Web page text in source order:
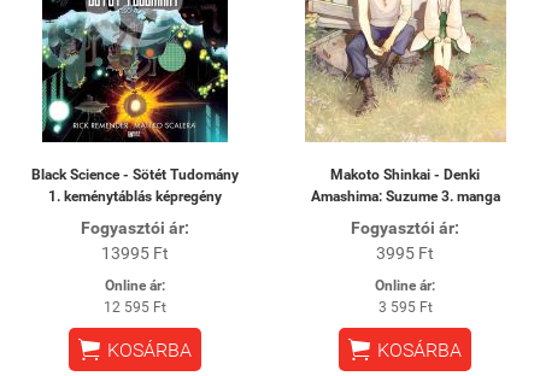
Black Science - Sötét Tudomány
1. keménytáblás képregény
Fogyasztói ár:
13995 Ft
Online ár:
12 595 Ft
 KOSÁRBA
Makoto Shinkai - Denki
Amashima: Suzume 3. manga
Fogyasztói ár:
3995 Ft
Online ár:
3 595 Ft
 KOSÁRBA